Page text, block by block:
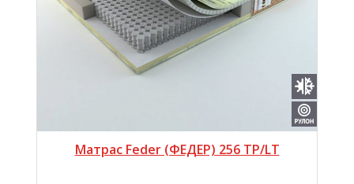
Матрас Feder (ФЕДЕР) 256 TP/LT